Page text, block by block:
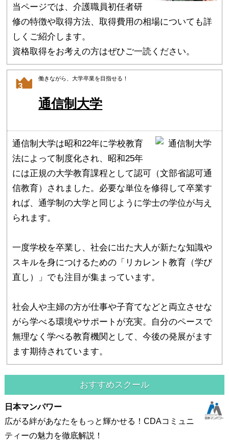
当ページでは、介護職員初任者研
修の特徴や取得方法、取得費用の相場についても詳
しくご紹介します。
資格取得をお考えの方はぜひご一読ください。
3
働きながら、大学卒業を目指せる！
通信制大学
通信制大学は昭和22年に学校教育
法によって制度化され、昭和25年
には正規の大学教育課程として認可（文部省認可通
信教育）されました。必要な単位を修得して卒業す
れば、通学制の大学と同じように学士の学位が与え
られます。
一度学校を卒業し、社会に出た大人が新たな知識や
スキルを身につけるための「リカレント教育（学び
直し）」でも注目が集まっています。
社会人や主婦の方が仕事や子育てなどと両立させな
がら学べる環境やサポートが充実。自分のペースで
無理なく学べる教育機関として、今後の発展がます
ます期待されています。
おすすめスクール
日本マンパワー
広がる絆があなたをもっと輝かせる！CDAコミュニ
ティーの魅力を徹底解説！